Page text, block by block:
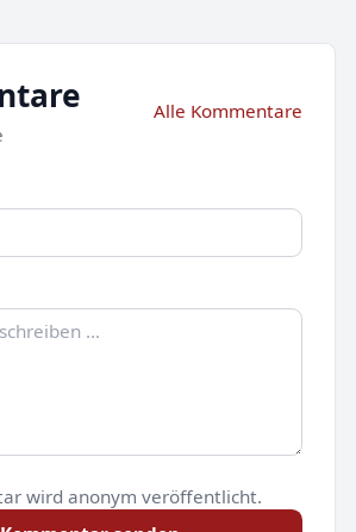
Alle Kommentare
wird anonym veröffentlicht.